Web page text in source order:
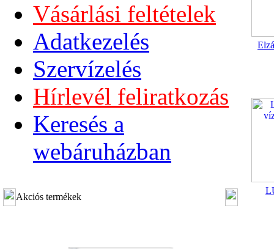
Vásárlási feltételek
Adatkezelés
Szervízelés
Hírlevél feliratkozás
Keresés a
webáruházban
Akciós termékek